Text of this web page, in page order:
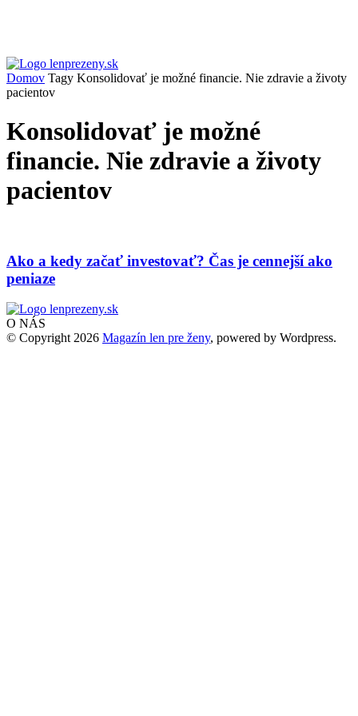
Domov Tagy Konsolidovať je možné financie. Nie zdravie a životy
pacientov
Konsolidovať je možné
financie. Nie zdravie a životy
pacientov
Ako a kedy začať investovať? Čas je cennejší ako
peniaze
O NÁS
© Copyright 2026 Magazín len pre ženy, powered by Wordpress.